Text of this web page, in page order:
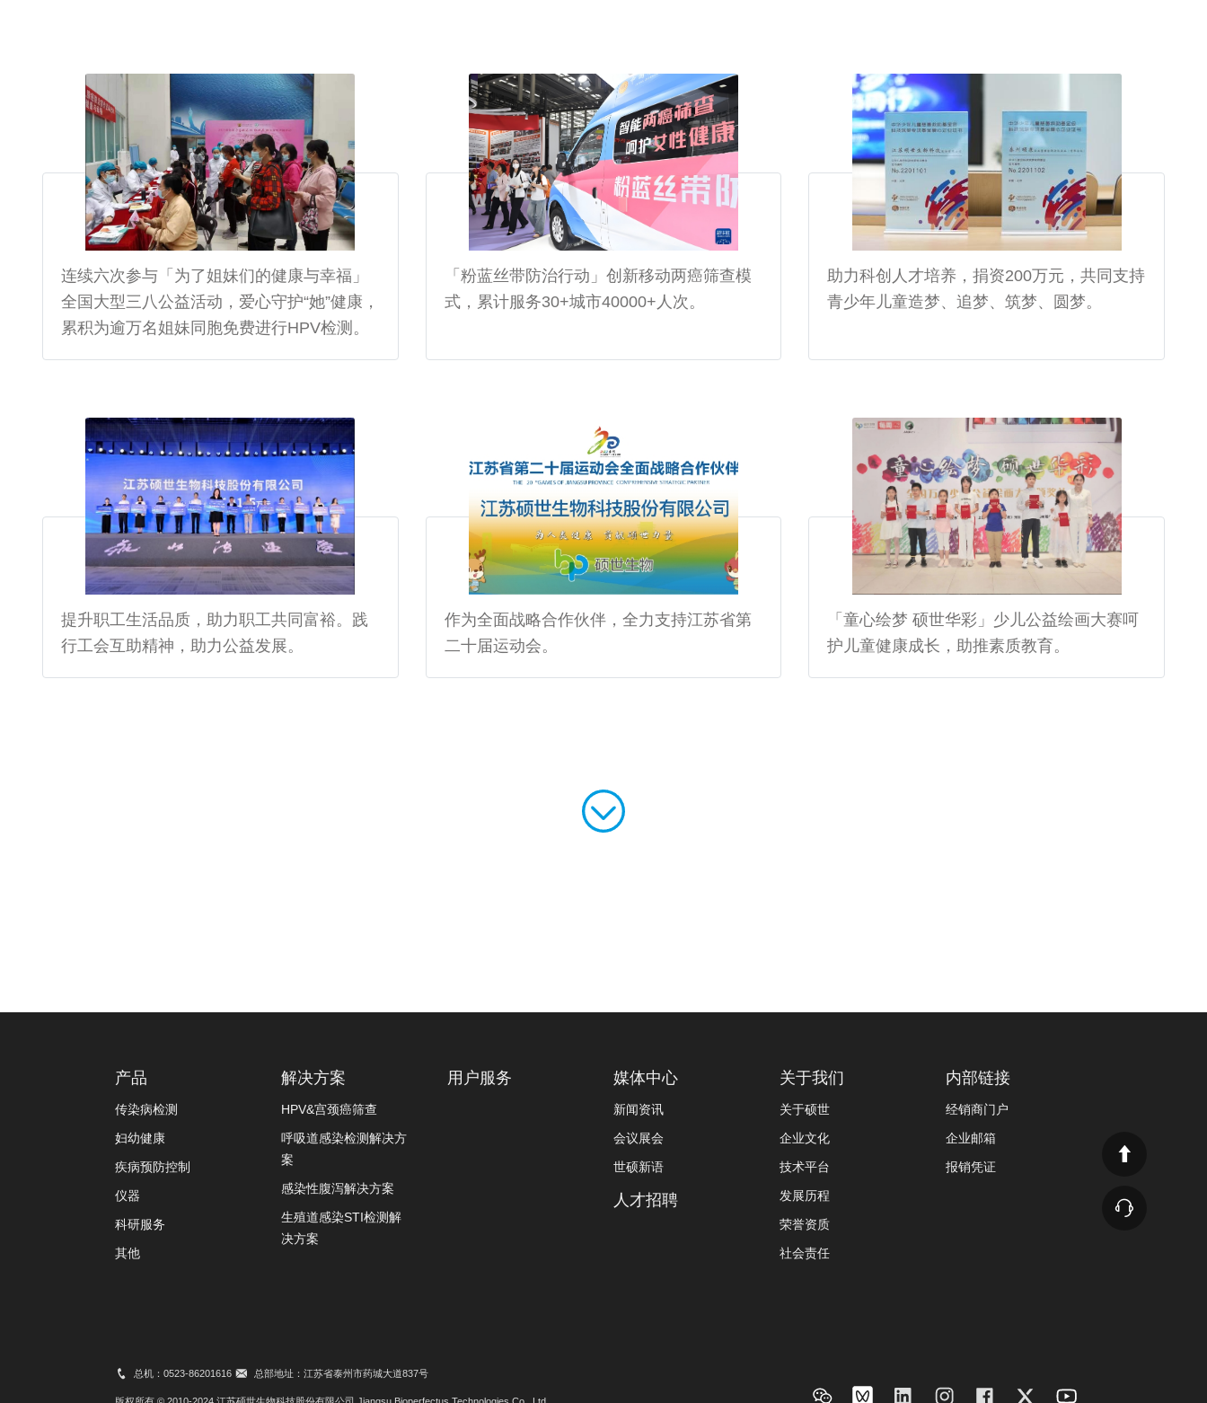
连续六次参与「为了姐妹们的健康与幸福」
全国大型三八公益活动，爱心守护“她”健康，
累积为逾万名姐妹同胞免费进行HPV检测。
「粉蓝丝带防治行动」创新移动两癌筛查模
式，累计服务30+城市40000+人次。
助力科创人才培养，捐资200万元，共同支持
青少年儿童造梦、追梦、筑梦、圆梦。
提升职工生活品质，助力职工共同富裕。践
行工会互助精神，助力公益发展。
作为全面战略合作伙伴，全力支持江苏省第
二十届运动会。
「童心绘梦 硕世华彩」少儿公益绘画大赛呵
护儿童健康成长，助推素质教育。
产品
传染病检测
妇幼健康
疾病预防控制
仪器
科研服务
其他
解决方案
HPV&宫颈癌筛查
呼吸道感染检测解决方
案
感染性腹泻解决方案
生殖道感染STI检测解
决方案
用户服务 媒体中心
新闻资讯
会议展会
世硕新语
人才招聘
关于我们
关于硕世
企业文化
技术平台
发展历程
荣誉资质
社会责任
内部链接
经销商门户
企业邮箱
报销凭证
总机：0523-86201616 总部地址：江苏省泰州市药城大道837号